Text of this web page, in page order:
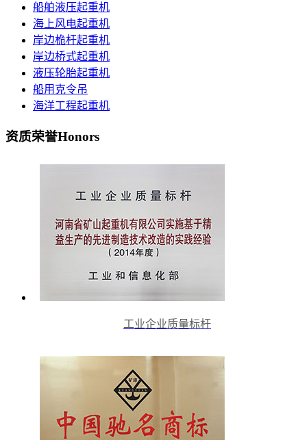
船舶液压起重机
海上风电起重机
岸边桅杆起重机
岸边桥式起重机
液压轮胎起重机
船用克令吊
海洋工程起重机
资质荣誉Honors
工业企业质量标杆